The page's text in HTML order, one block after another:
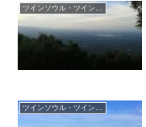
ツインソウル・ツインフレーム
ツインソウル・ツインフレーム